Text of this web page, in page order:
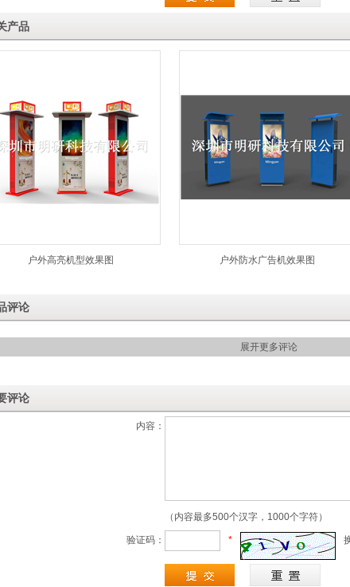
产品
户外高亮机型效果图 户外防水广告机效果图
评论
展开更多评论
评论
内容：
（内容最多500个汉字，1000个字符）
验证码： *